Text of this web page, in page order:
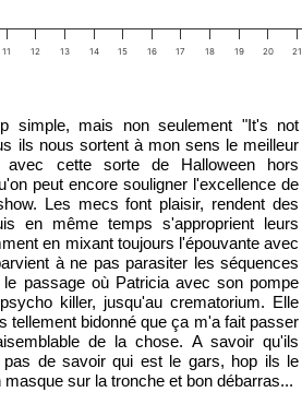
11 12 13 14 15 16 17 18 19 20 21
simple, mais non seulement "It's not
ils nous sortent à mon sens le meilleur
avec cette sorte de Halloween hors
peut encore souligner l'excellence de
Les mecs font plaisir, rendent des
en même temps s'approprient leurs
en mixant toujours l'épouvante avec
à ne pas parasiter les séquences
le passage où Patricia avec son pompe
killer, jusqu'au crematorium. Elle
tellement bidonné que ça m'a fait passer
de la chose. A savoir qu'ils
pas de savoir qui est le gars, hop ils le
sur la tronche et bon débarras...